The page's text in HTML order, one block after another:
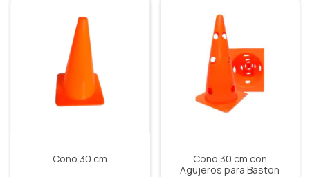
Cono 30 cm
Cono 30 cm con
Agujeros para Baston